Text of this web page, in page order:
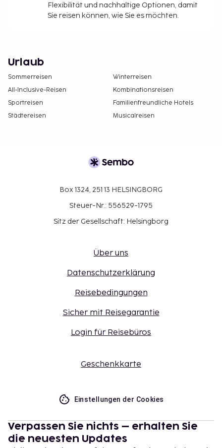
Flexibilität und nachhaltige Optionen, damit
Sie reisen können, wie Sie es möchten.
Urlaub
Sommerreisen
Winterreisen
All-Inclusive-Reisen
Kombinationsreisen
Sportreisen
Familienfreundliche Hotels
Städtereisen
Musicalreisen
Box 1324, 251 13 HELSINGBORG
Steuer-Nr.: 556529-1795
Sitz der Gesellschaft: Helsingborg
Über uns
Datenschutzerklärung
Reisebedingungen
Sicher mit Reisegarantie
Login für Reisebüros
Geschenkkarte
Einstellungen der Cookies
Verpassen Sie nichts – erhalten Sie
die neuesten Updates